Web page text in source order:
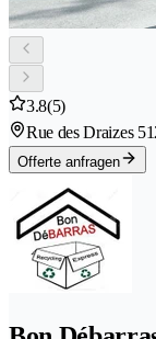
3.8(5)
Rue des Draizes 51
Offerte anfragen